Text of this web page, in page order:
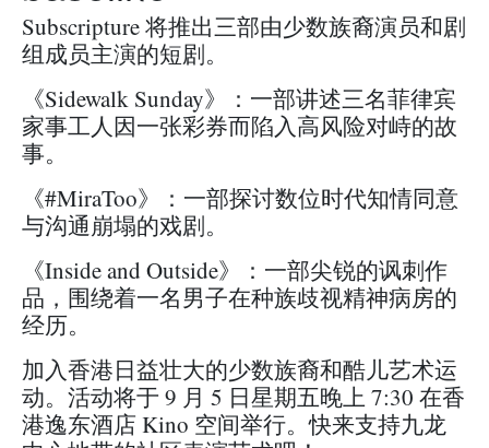
Subscripture 将推出三部由少数族裔演员和剧
组成员主演的短剧。
《Sidewalk Sunday》：一部讲述三名菲律宾
家事工人因一张彩券而陷入高风险对峙的故
事。
《#MiraToo》：一部探讨数位时代知情同意
与沟通崩塌的戏剧。
《Inside and Outside》：一部尖锐的讽刺作
品，围绕着一名男子在种族歧视精神病房的
经历。
加入香港日益壮大的少数族裔和酷儿艺术运
动。活动将于 9 月 5 日星期五晚上 7:30 在香
港逸东酒店 Kino 空间举行。快来支持九龙